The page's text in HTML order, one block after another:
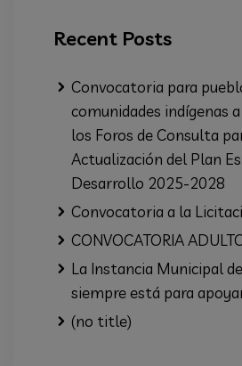
Recent Posts
Convocatoria para
comunidades indígenas
los Foros de Consulta
Actualización del Plan
Desarrollo 2025-2028
Convocatoria a la
CONVOCATORIA
La Instancia Municipal
siempre está para
(no title)